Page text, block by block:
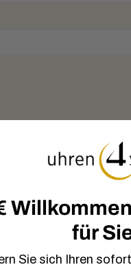
für
Sie sich Ihren